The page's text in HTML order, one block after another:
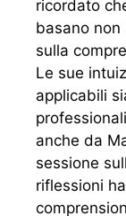
ricordato
basano non
sulla
Le sue
applicabili
anche da
sessione
riflessioni